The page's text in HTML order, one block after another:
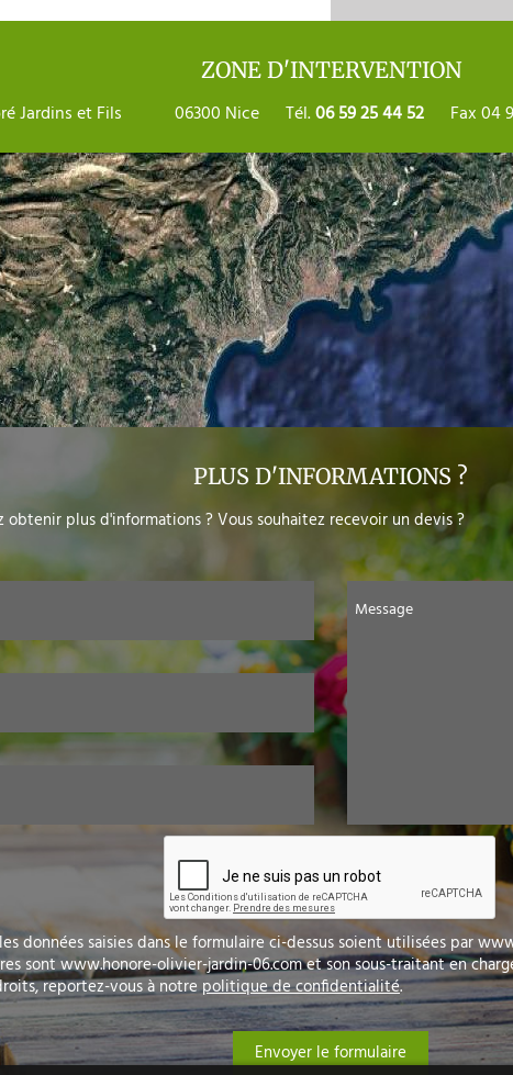
ZONE D'INTERVENTION
Jardins et Fils 06300 Nice Tél.06 59 25 44 52 Fax 04
PLUS D'INFORMATIONS ?
obtenir plus d'informations ? Vous souhaitez recevoir un devis ?
Message
données saisies dans le formulaire ci-dessus soient utilisées par
sont www.honore-olivier-jardin-06.com et son sous-traitant en
reportez-vous à notrepolitique de confidentialité.